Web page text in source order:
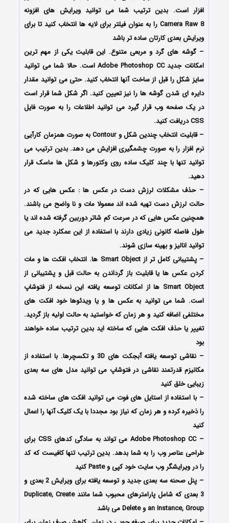
افزار است. بدین ترتیب شما می توانید ویرایش های افزونه
Camera Raw 8 را به عنوان فیلتر برای لایه ها انتخاب کنید تا برای
ویرایش بعدی کارتان ساده تر باشد
– گوشه های گرد و مربعی متنوع. این قابلیت یکی از مهم ترین
امکانات جدید Adobe Photoshop CC است. حالا شما می توانید
سایز شکل را قبل از ساخت آنها انتخاب کنید. حتی می توانید مقدار
دایره ای شدن گوشه ها را نیز تعیین کنید. اگر شکل شما قرار است
در یک صفحه وب قرار گیرد می توانید اطلاعات را به صورت فایل
CSS دریافت کنید.
– قابلیت انتخاب چندین شکل و Contour به صورت همزمان کارآیی
نرم افزار را به صورت چشمگیری افزایش می دهد. بدین ترتیب می
توانید تنها با چند کلیک ساده روی وکتورها و شکل ها ماسک قرار
دهید.
– حذف مشکلات لرزش دست در عکس ها : عکس هایی که در
حالت لرزش دست تهیه شده اند معمولا مات و نا واضح می باشند.
همچنین عکس هایی که در سرعت کم شاتر دوربین گرفته شده اند یا
طول فاصله کانونی زیادی دارند با استفاده از این عمکلرد جدید می
توانید انالیز و بهینه سازی شوند.
– پشتیبانی کامل تر از Smart Object ها. انتخاب افکت ها و مات
کردن عکس ها یا قابلیت باز گرداندن به حالت قبل و پشتیبانی از
Smart Object ها از امکانات توسعه یافته این نسخه از فتوشاپ
است. شما می توانید به عکس ها و یا ویدئوها خود افکت های
مختلفی اضافه کنید و هر زمان که خواستید به حالت اولیه باز گردید.
تغییر یا حذف افکت هایی که ساخته اید بدین ترتیب ساده خواهند
بود
– نقاشی توسعه یافته آبجکت های 3D و تکسچرها. با استفاده از
مکانیزم قدرتمند نقاشی در فتوشاپ می توانید مدل های سه بعدی
زیبایی خلق کنید
– با استفاده از استایل های فوت می توانید افکت های ساخته شده
را ذخیره کرده و هر زمان که نیاز بود مجددا با یک کلیک آنها را اعمال
کنید
– Adobe Photoshop CC می تواند به سادگی کدهای CSS برای
طراحی عناصر وب را به شما بدهد. بدین ترتیب تنها کافیست که کد
را در ویرایشگر وب سایت خود کپی و Paste کنید
– پنل صحنه سه بعدی جدید و توسعه یافته برای ویرایش 2 بعدی و
3 بعدی که شامل پارامترهای محبوب شما مانند Duplicate, Create
an Instance, Group و Delete می باشد